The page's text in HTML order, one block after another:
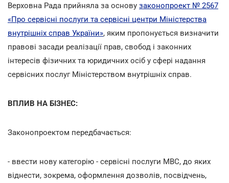
Верховна Рада прийняла за основу законопроект № 2567
«Про сервісні послуги та сервісні центри Міністерства
внутрішніх справ України», яким пропонується визначити
правові засади реалізації прав, свобод і законних
інтересів фізичних та юридичних осіб у сфері надання
сервісних послуг Міністерством внутрішніх справ.
ВПЛИВ НА БІЗНЕС:
Законопроектом передбачається:
- ввести нову категорію - сервісні послуги МВС, до яких
віднести, зокрема, оформлення дозволів, посвідчень,